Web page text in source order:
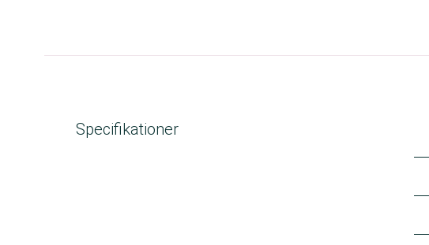
Specifikationer